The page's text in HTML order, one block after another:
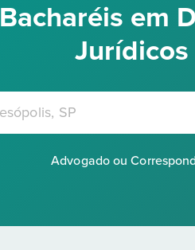
Bacharéis em
Jurídicos
Advogado ou